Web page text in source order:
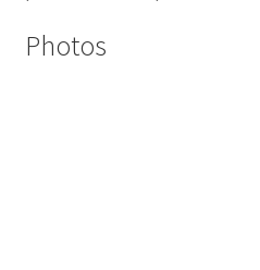
Wide Visions
Photos